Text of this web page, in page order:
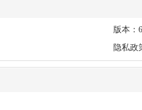
版本：
隐私政